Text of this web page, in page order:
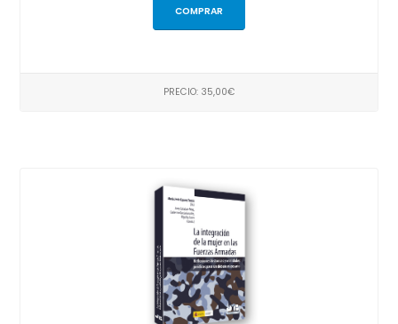
COMPRAR
PRECIO: 35,00€